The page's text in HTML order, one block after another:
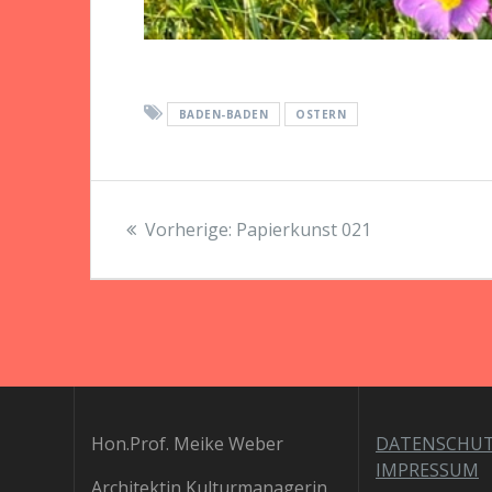
BADEN-BADEN OSTERN
Vorherige: Vorheriger
Papierkunst 021
Hon.Prof. Meike Weber
IMPRESSUM